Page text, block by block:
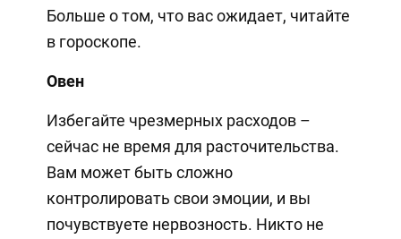
Больше о том, что вас ожидает, читайте
в гороскопе.
Овен
Избегайте чрезмерных расходов –
сейчас не время для расточительства.
Вам может быть сложно
контролировать свои эмоции, и вы
почувствуете нервозность. Никто не